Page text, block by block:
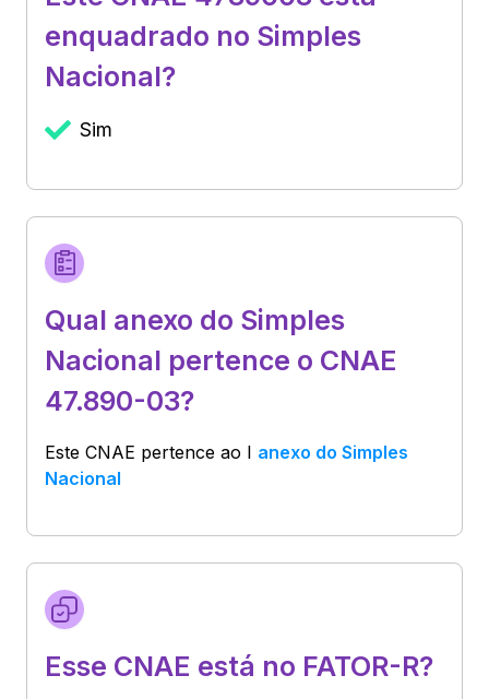
enquadrado no Simples
Nacional?
Sim
Qual anexo do Simples
Nacional pertence o CNAE
47.890-03?
Este CNAE pertence ao I anexo do Simples
Nacional
Esse CNAE está no FATOR-R?